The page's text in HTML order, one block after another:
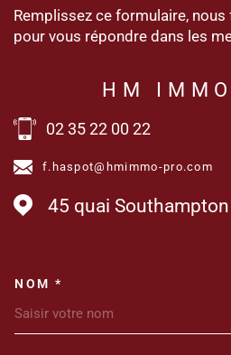
Remplissez ce formulaire,
pour vous répondre dans les
HM
02 35 22 00 22
f.haspot@hmimmo-pro.com
45 quai Southampton
NOM *